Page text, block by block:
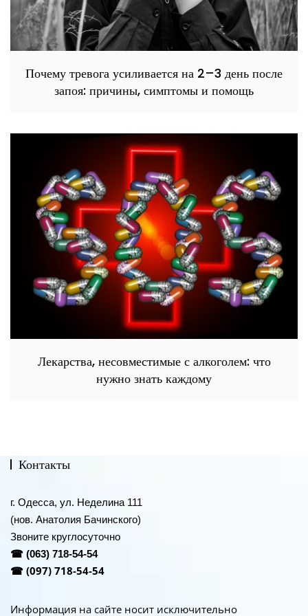
Почему тревога усиливается на 2–3 день после
запоя: причины, симптомы и помощь
Лекарства, несовместимые с алкоголем: что
нужно знать каждому
Контакты
г. Одесса, ул. Неделина 111
(нов. Анатолия Бачинского)
Звоните круглосуточно
☎ (063) 718-54-54
☎ (097) 718-54-54
Информация на сайте носит исключительно